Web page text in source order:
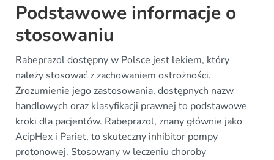
Podstawowe informacje o
stosowaniu
Rabeprazol dostępny w Polsce jest lekiem, który
należy stosować z zachowaniem ostrożności.
Zrozumienie jego zastosowania, dostępnych nazw
handlowych oraz klasyfikacji prawnej to podstawowe
kroki dla pacjentów. Rabeprazol, znany głównie jako
AcipHex i Pariet, to skuteczny inhibitor pompy
protonowej. Stosowany w leczeniu choroby